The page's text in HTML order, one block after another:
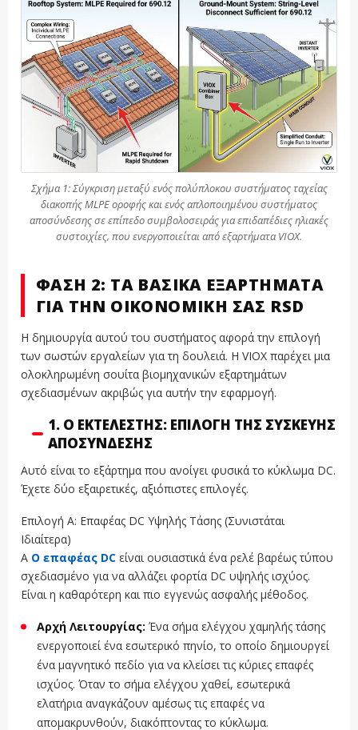
Σχήμα 1: Σύγκριση μεταξύ ενός πολύπλοκου συστήματος ταχείας
διακοπής MLPE οροφής και ενός απλοποιημένου συστήματος
αποσύνδεσης σε επίπεδο συμβολοσειράς για επιδαπέδιες ηλιακές
συστοιχίες, που ενεργοποιείται από εξαρτήματα VIOX.
ΦΆΣΗ 2: ΤΑ ΒΑΣΙΚΆ ΕΞΑΡΤΉΜΑΤΑ
ΓΙΑ ΤΗΝ ΟΙΚΟΝΟΜΙΚΉ ΣΑΣ RSD
Η δημιουργία αυτού του συστήματος αφορά την επιλογή
των σωστών εργαλείων για τη δουλειά. Η VIOX παρέχει μια
ολοκληρωμένη σουίτα βιομηχανικών εξαρτημάτων
σχεδιασμένων ακριβώς για αυτήν την εφαρμογή.
1. Ο ΕΚΤΕΛΕΣΤΉΣ: ΕΠΙΛΟΓΉ ΤΗΣ ΣΥΣΚΕΥΉΣ
ΑΠΟΣΎΝΔΕΣΗΣ
Αυτό είναι το εξάρτημα που ανοίγει φυσικά το κύκλωμα DC.
Έχετε δύο εξαιρετικές, αξιόπιστες επιλογές.
Επιλογή Α: Επαφέας DC Υψηλής Τάσης (Συνιστάται
Ιδιαίτερα)
A Ο επαφέας DC είναι ουσιαστικά ένα ρελέ βαρέως τύπου
σχεδιασμένο για να αλλάζει φορτία DC υψηλής ισχύος.
Είναι η καθαρότερη και πιο εγγενώς ασφαλής μέθοδος.
Αρχή Λειτουργίας: Ένα σήμα ελέγχου χαμηλής τάσης
ενεργοποιεί ένα εσωτερικό πηνίο, το οποίο δημιουργεί
ένα μαγνητικό πεδίο για να κλείσει τις κύριες επαφές
ισχύος. Όταν το σήμα ελέγχου χαθεί, εσωτερικά
ελατήρια αναγκάζουν αμέσως τις επαφές να
απομακρυνθούν, διακόπτοντας το κύκλωμα.